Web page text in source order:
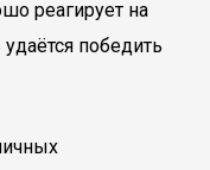
реагирует на
победить